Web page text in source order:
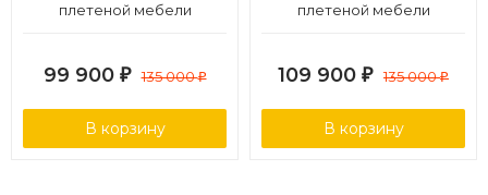
плетеной мебели
99 900 ₽ 135 000₽
В корзину
плетеной мебели
109 900 ₽ 135 000₽
В корзину